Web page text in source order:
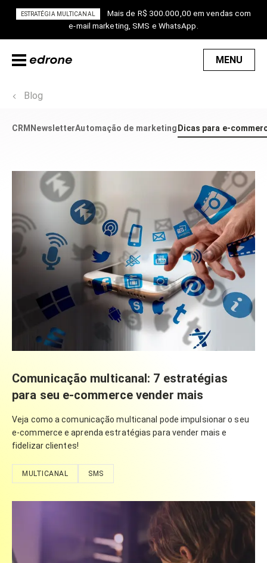
ESTRATÉGIA MULTICANAL
Mais de R$ 300.000,00 em vendas com
e-mail marketing, SMS e WhatsApp.
MENU
Blog
CRM NewsletterAutomação de marketing Dicas para e-
Comunicação multicanal: 7 estratégias
para seu e-commerce vender mais
Veja como a comunicação multicanal pode impulsionar o seu
e-commerce e aprenda estratégias para vender mais e
fidelizar clientes!
MULTICANAL SMS